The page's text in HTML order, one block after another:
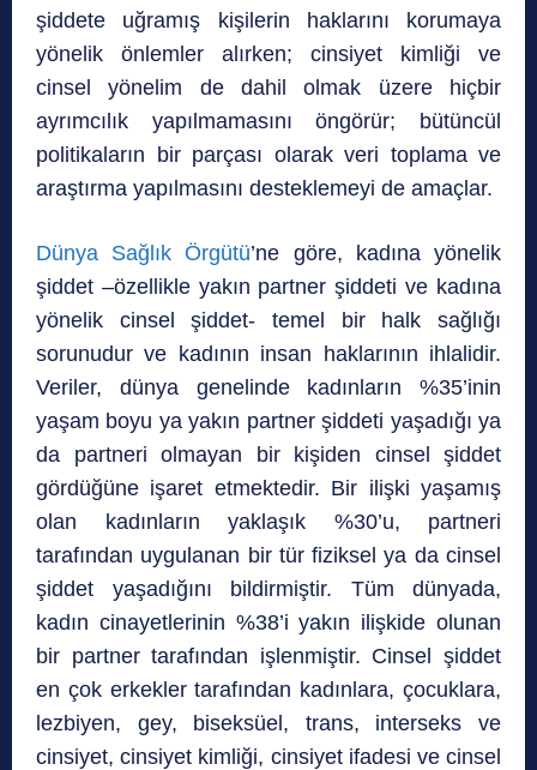
şiddete uğramış kişilerin haklarını korumaya
yönelik önlemler alırken; cinsiyet kimliği ve
cinsel yönelim de dahil olmak üzere hiçbir
ayrımcılık yapılmamasını öngörür; bütüncül
politikaların bir parçası olarak veri toplama ve
araştırma yapılmasını desteklemeyi de amaçlar.
Dünya Sağlık Örgütü’ne göre, kadına yönelik
şiddet –özellikle yakın partner şiddeti ve kadına
yönelik cinsel şiddet- temel bir halk sağlığı
sorunudur ve kadının insan haklarının ihlalidir.
Veriler, dünya genelinde kadınların %35’inin
yaşam boyu ya yakın partner şiddeti yaşadığı ya
da partneri olmayan bir kişiden cinsel şiddet
gördüğüne işaret etmektedir. Bir ilişki yaşamış
olan kadınların yaklaşık %30’u, partneri
tarafından uygulanan bir tür fiziksel ya da cinsel
şiddet yaşadığını bildirmiştir. Tüm dünyada,
kadın cinayetlerinin %38’i yakın ilişkide olunan
bir partner tarafından işlenmiştir. Cinsel şiddet
en çok erkekler tarafından kadınlara, çocuklara,
lezbiyen, gey, biseksüel, trans, interseks ve
cinsiyet, cinsiyet kimliği, cinsiyet ifadesi ve cinsel